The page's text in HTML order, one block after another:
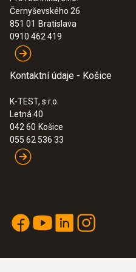
Váha
130 g
:0632 3510
testo 350 -
1 772,43€
Černyševského 26
851 01 Bratislava
0910 462 419
Kontaktní údaje - Košice
K-TEST, s.r.o.
Letná 40
042 60 Košice
055 62 536 33